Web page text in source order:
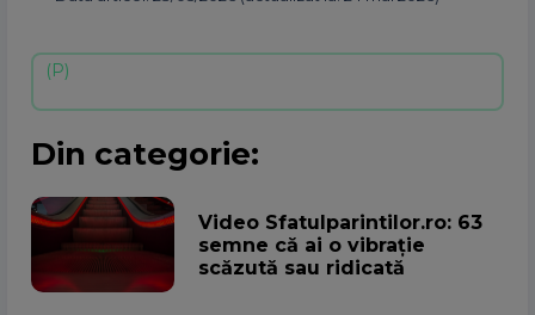
Din categorie:
Video Sfatulparintilor.ro: 63
semne că ai o vibrație
scăzută sau ridicată